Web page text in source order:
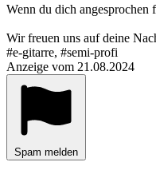
Wenn du dich angesprochen
Wir freuen uns auf deine
#e-gitarre, #semi-profi
Anzeige vom 21.08.2024
Spam melden